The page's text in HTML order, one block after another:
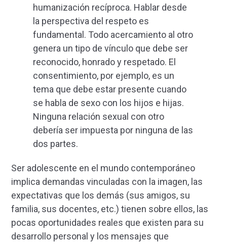
humanización recíproca. Hablar desde
la perspectiva del respeto es
fundamental. Todo acercamiento al otro
genera un tipo de vínculo que debe ser
reconocido, honrado y respetado. El
consentimiento, por ejemplo, es un
tema que debe estar presente cuando
se habla de sexo con los hijos e hijas.
Ninguna relación sexual con otro
debería ser impuesta por ninguna de las
dos partes.
Ser adolescente en el mundo contemporáneo
implica demandas vinculadas con la imagen, las
expectativas que los demás (sus amigos, su
familia, sus docentes, etc.) tienen sobre ellos, las
pocas oportunidades reales que existen para su
desarrollo personal y los mensajes que